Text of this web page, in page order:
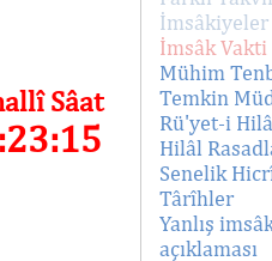
Sâat
İmsâkiyeler
İmsâk Vakti
Mühim
Temkin
Rü'yet-i
Hilâl
Senelik
Târîhler
Yanlış
açıklaması